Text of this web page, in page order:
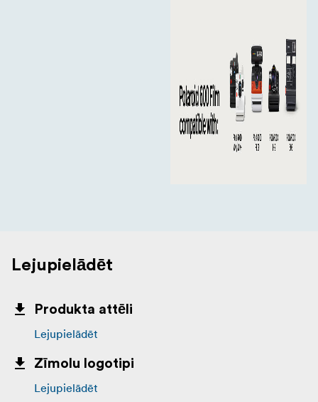
Lejupielādēt
Produkta attēli
Lejupielādēt
Zīmolu logotipi
Lejupielādēt